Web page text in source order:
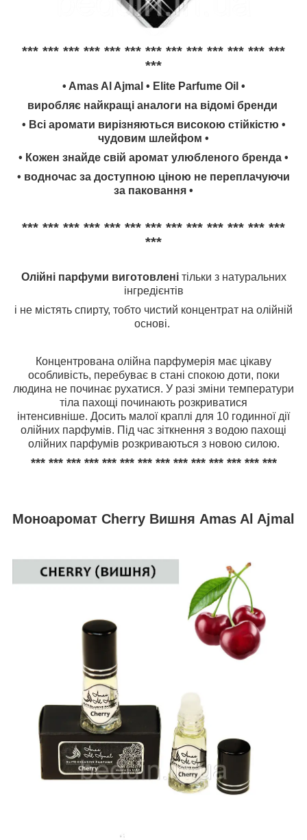
*** *** *** *** *** *** *** *** *** *** *** *** ***
***
• Amas Al Ajmal • Elite Parfume Oil •
виробляє найкращі аналоги на відомі бренди
• Всі аромати вирізняються високою стійкістю •
чудовим шлейфом •
• Кожен знайде свій аромат улюбленого бренда •
• водночас за доступною ціною не переплачуючи
за паковання •
*** *** *** *** *** *** *** *** *** *** *** *** ***
***
Олійні парфуми виготовлені тільки з натуральних
інгредієнтів
і не містять спирту, тобто чистий концентрат на олійній
основі.
Концентрована олійна парфумерія має цікаву
особливість, перебуває в стані спокою доти, поки
людина не починає рухатися. У разі зміни температури
тіла пахощі починають розкриватися
інтенсивніше. Досить малої краплі для 10 годинної дії
олійних парфумів. Під час зіткнення з водою пахощі
олійних парфумів розкриваються з новою силою.
*** *** *** *** *** *** *** *** *** *** *** *** *** ***
Моноаромат Cherry Вишня Amas Al Ajmal